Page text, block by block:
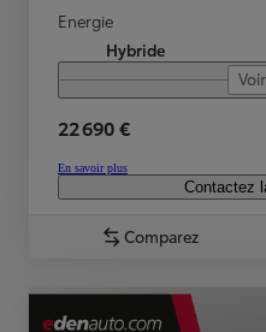
Energie
Hybride
22 690 €
En savoir plus
Contactez
Comparez